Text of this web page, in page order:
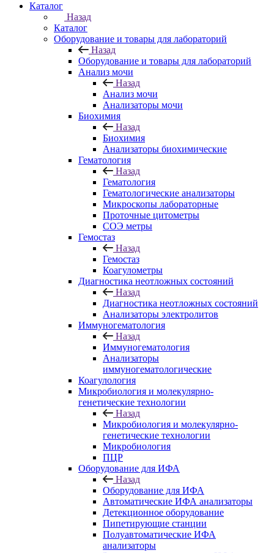
Каталог
Назад
Каталог
Оборудование и товары для лабораторий
Назад
Оборудование и товары для лабораторий
Анализ мочи
Назад
Анализ мочи
Анализаторы мочи
Биохимия
Назад
Биохимия
Анализаторы биохимические
Гематология
Назад
Гематология
Гематологические анализаторы
Микроскопы лабораторные
Проточные цитометры
СОЭ метры
Гемостаз
Назад
Гемостаз
Коагулометры
Диагностика неотложных состояний
Назад
Диагностика неотложных состояний
Анализаторы электролитов
Иммуногематология
Назад
Иммуногематология
Анализаторы
иммуногематологические
Коагулология
Микробиология и молекулярно-
генетические технологии
Назад
Микробиология и молекулярно-
генетические технологии
Микробиология
ПЦР
Оборудование для ИФА
Назад
Оборудование для ИФА
Автоматические ИФА анализаторы
Детекционное оборудование
Пипетирующие станции
Полуавтоматические ИФА
анализаторы